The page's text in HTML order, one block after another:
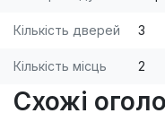
Кількість дверей 3
Кількість місць 2
Схожі